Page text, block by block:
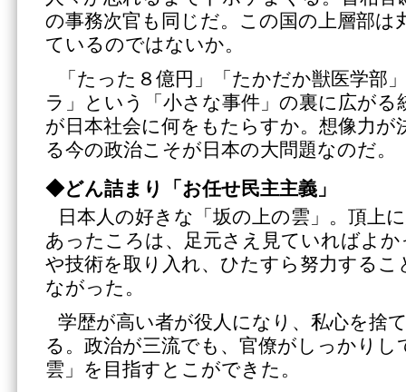
の事務次官も同じだ。この国の上層部は
ているのではないか。
「たった８億円」「たかだか獣医学部
ラ」という「小さな事件」の裏に広がる
が日本社会に何をもたらすか。想像力が
る今の政治こそが日本の大問題なのだ。
◆どん詰まり「お任せ民主主義」
日本人の好きな「坂の上の雲」。頂上
あったころは、足元さえ見ていればよ
や技術を取り入れ、ひたすら努力するこ
ながった。
学歴が高い者が役人になり、私心を捨
る。政治が三流でも、官僚がしっかりし
雲」を目指すとこができた。